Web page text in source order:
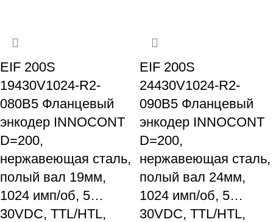
EIF 200S
19430V1024-R2-
080B5 Фланцевый
энкодер INNOCONT
D=200,
нержавеющая сталь,
полый вал 19мм,
1024 имп/об, 5…
30VDC, TTL/HTL,
EIF 200S
24430V1024-R2-
090B5 Фланцевый
энкодер INNOCONT
D=200,
нержавеющая сталь,
полый вал 24мм,
1024 имп/об, 5…
30VDC, TTL/HTL,